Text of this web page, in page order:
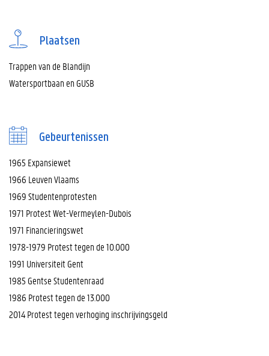
Plaatsen
Trappen van de Blandijn
Watersportbaan en GUSB
Gebeurtenissen
1965 Expansiewet
1966 Leuven Vlaams
1969 Studentenprotesten
1971 Protest Wet-Vermeylen-Dubois
1971 Financieringswet
1978-1979 Protest tegen de 10.000
1991 Universiteit Gent
1985 Gentse Studentenraad
1986 Protest tegen de 13.000
2014 Protest tegen verhoging inschrijvingsgeld